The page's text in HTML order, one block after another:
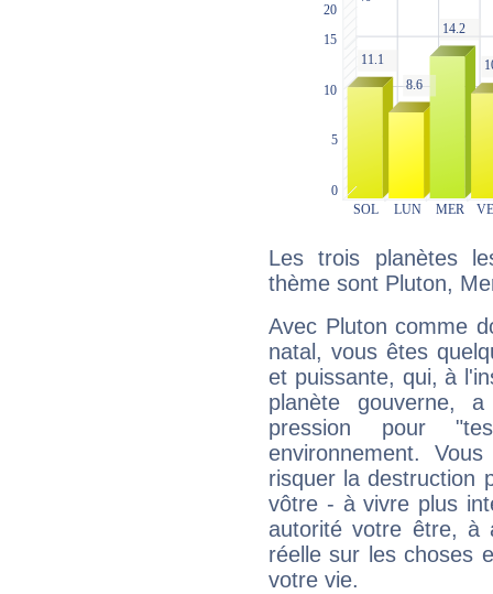
Les trois planètes
thème sont Pluton,
Avec Pluton comme
natal, vous êtes
et puissante, qui, à
planète gouverne,
pression pour
environnement.
risquer la destruction
vôtre - à vivre plus
autorité votre être, à
réelle sur les choses
votre vie.